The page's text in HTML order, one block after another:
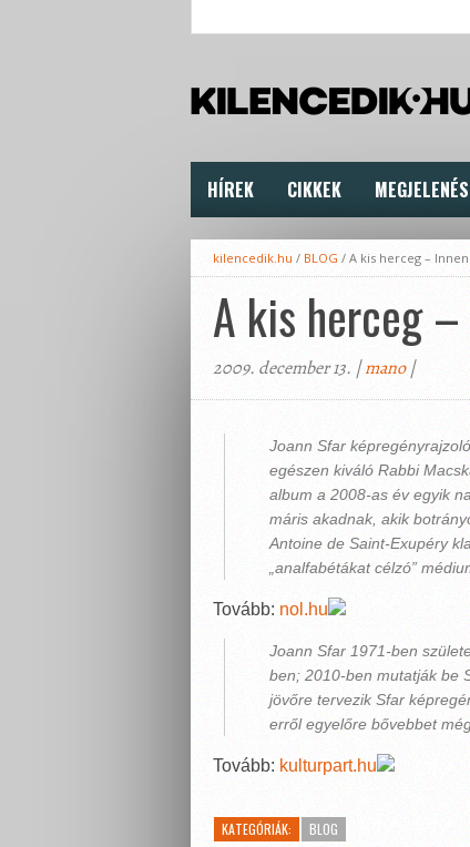
HÍREK CIKKEK
kilencedik.hu / BLOG / A kis herceg –
A kis herceg
2009. december 13. |mano|
Joann Sfar
egészen kiváló Rabbi
album a 2008-as év egyik
máris akadnak, akik
Antoine de Saint-Exupéry
„analfabétákat célzó”
Tovább: nol.hu
Joann Sfar 1971-ben
ben; 2010-ben mutatják be
jövőre tervezik Sfar
erről egyelőre bővebbet
Tovább: kulturpart.hu
KATEGÓRIÁK: BLOG